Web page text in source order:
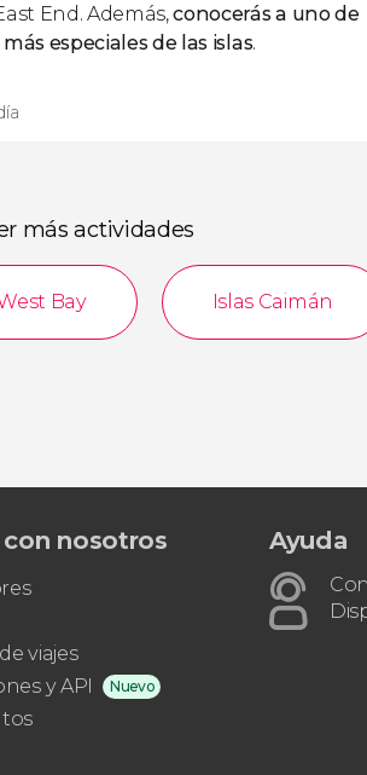
End. Además,conocerás a uno de
especiales de las islas.
más actividades
Bay Islas Caimán
con nosotros
viajes
y API
Nuevo
Ayuda